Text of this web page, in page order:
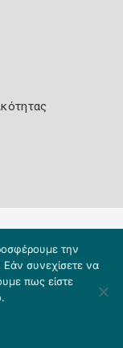
την
Εάν συνεχίσετε να
πως είστε
A.E.